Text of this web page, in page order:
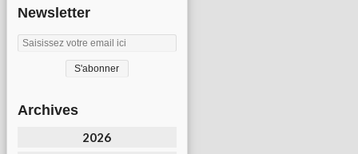
Newsletter
Archives
2026